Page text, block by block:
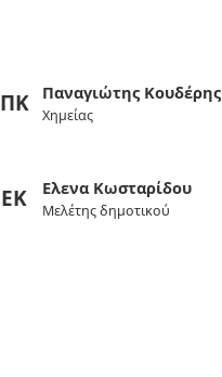
ΠΚ Παναγιώτης Κουδέρης
Χημείας
EΚ Eλενα Κωσταρίδου
Μελέτης δημοτικού